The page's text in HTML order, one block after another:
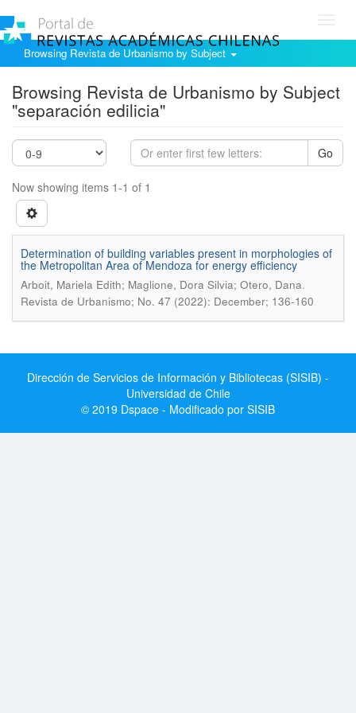
Browsing Revista de Urbanismo by Subject
Browsing Revista de Urbanismo by Subject
"separación edilicia"
Go
Now showing items 1-1 of 1
Determination of building variables present in morphologies of
the Metropolitan Area of Mendoza for energy efficiency
Arboit, Mariela Edith; Maglione, Dora Silvia; Otero, Dana.
Revista de Urbanismo; No. 47 (2022): December; 136-160
Dirección de Servicios de Información y Bibliotecas (SISIB) -
Universidad de Chile
© 2019 Dspace - Modificado por SISIB